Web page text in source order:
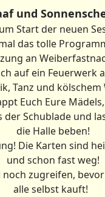
und
Start der neuen
das tolle
an
auf ein Feuerwerk
Tanz und kölschem
Euch Eure
der Schublade und
die Halle beben!
Die Karten sind
und schon fast weg!
noch zugreifen,
alle selbst kauft!